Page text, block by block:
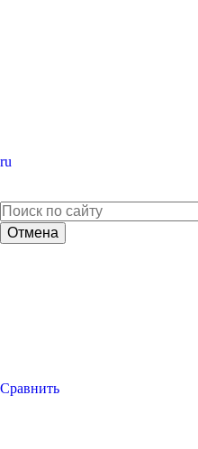
ru
Отмена
Сравнить